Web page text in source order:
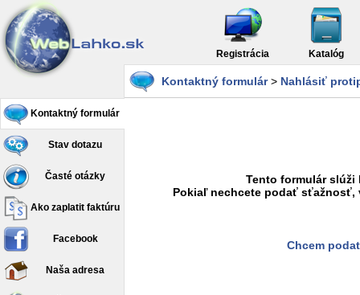
Registrácia Katalóg
Kontaktný formulár
Stav dotazu
Časté otázky
Ako zaplatit faktúru
Facebook
Naša adresa
Kontaktný formulár> Nahlásiť
Tento formulár
Pokiaľ nechcete podať
Chcem